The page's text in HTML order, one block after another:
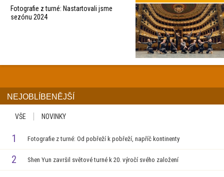
Fotografie z turné: Nastartovali jsme
sezónu 2024
NEJOBLÍBENĚJŠÍ
VŠE NOVINKY
1 Fotografie z turné: Od pobřeží k pobřeží, napříč kontinenty
2 Shen Yun završil světové turné k 20. výročí svého založení